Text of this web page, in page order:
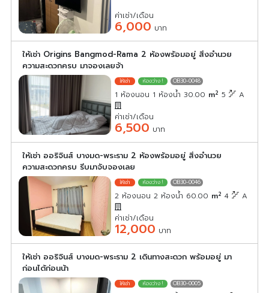
ค่าเช่า/เดือน
6,000 บาท
ให้เช่า Origins Bangmod-Rama 2 ห้องพร้อมอยู่ สิ่งอำนวย
ความสะดวกครบ มาจองเลยจ้า
OB30-0048
1 ห้องนอน 1 ห้องน้ำ 30.00 m2 5 A
ค่าเช่า/เดือน
6,500 บาท
ให้เช่า ออริจินส์ บางมด-พระราม 2 ห้องพร้อมอยู่ สิ่งอำนวย
ความสะดวกครบ รีบมาจับจองเลย
OB30-0046
2 ห้องนอน 2 ห้องน้ำ 60.00 m2 4 A
ค่าเช่า/เดือน
12,000 บาท
ให้เช่า ออริจินส์ บางมด-พระราม 2 เดินทางสะดวก พร้อมอยู่ มา
ก่อนได้ก่อนน้า
OB30-0005